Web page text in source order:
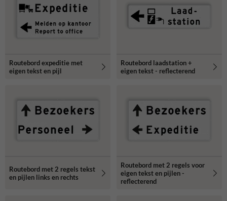
Routebord expeditie met
eigen tekst en pijl
Routebord laadstation +
eigen tekst - reflecterend
Routebord met 2 regels tekst
en pijlen links en rechts
Routebord met 2 regels voor
eigen tekst en pijlen -
reflecterend